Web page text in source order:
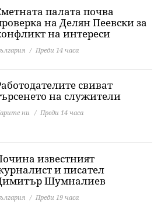
палата почва
на Делян Пеевски за
на интереси
Преди 14 часа
свиват
на служители
ни Преди 14 часа
известният
и писател
Шумналиев
Преди 19 часа